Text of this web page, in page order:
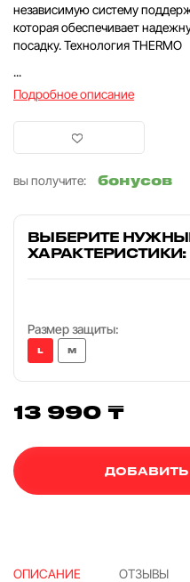
независимую систему
которая обеспечивает
посадку. Технология THERMO
...
Подробное описание
вы получите:
бонусов
ВЫБЕРИТЕ
ХАРАКТЕРИСТИКИ:
Размер защиты:
L M
13 990 ₸
ДОБАВИТЬ
ОПИСАНИЕ ОТЗЫВЫ